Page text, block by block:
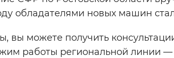
обладателями новых машин
вы можете получить
работы региональной линии —